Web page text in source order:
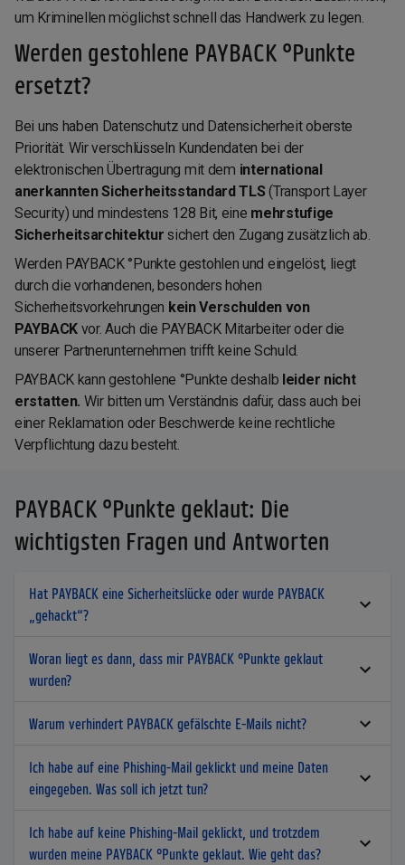
um Kriminellen möglichst schnell das Handwerk zu legen.
Werden gestohlene PAYBACK °Punkte
ersetzt?
Bei uns haben Datenschutz und Datensicherheit oberste
Priorität. Wir verschlüsseln Kundendaten bei der
elektronischen Übertragung mit dem international
anerkannten Sicherheitsstandard TLS (Transport Layer
Security) und mindestens 128 Bit, eine mehrstufige
Sicherheitsarchitektur sichert den Zugang zusätzlich ab.
Werden PAYBACK °Punkte gestohlen und eingelöst, liegt
durch die vorhandenen, besonders hohen
Sicherheitsvorkehrungen kein Verschulden von
PAYBACKvor. Auch die PAYBACK Mitarbeiter oder die
unserer Partnerunternehmen trifft keine Schuld.
PAYBACK kann gestohlene °Punkte deshalb leider nicht
erstatten. Wir bitten um Verständnis dafür, dass auch bei
einer Reklamation oder Beschwerde keine rechtliche
Verpflichtung dazu besteht.
PAYBACK °Punkte geklaut: Die
wichtigsten Fragen und Antworten
Hat PAYBACK eine Sicherheitslücke oder wurde PAYBACK
„gehackt“?
Woran liegt es dann, dass mir PAYBACK °Punkte geklaut
wurden?
Warum verhindert PAYBACK gefälschte E-Mails nicht?
Ich habe auf eine Phishing-Mail geklickt und meine Daten
eingegeben. Was soll ich jetzt tun?
Ich habe auf keine Phishing-Mail geklickt, und trotzdem
wurden meine PAYBACK °Punkte geklaut. Wie geht das?